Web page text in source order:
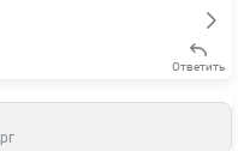
Ответить